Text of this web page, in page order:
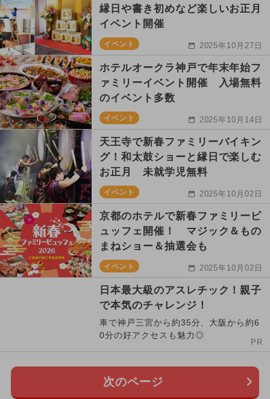
縁日や書き初めなど楽しいお正月
イベント開催
イベント 2025年10月27日
ホテルオークラ神戸で年末年始フ
ァミリーイベント開催 入場無料
のイベント多数
イベント 2025年10月14日
天王寺で新春ファミリーバイキン
グ！和太鼓ショーと縁日で楽しむ
お正月 未就学児無料
イベント 2025年10月02日
京都のホテルで新春ファミリービ
ュッフェ開催！ マジック＆もの
まねショー＆抽選会も
イベント 2025年10月02日
日本最大級のアスレチック！親子
で本気のチャレンジ！
車で神戸三宮から約35分、大阪から約6
0分の好アクセスも魅力◎
PR
次のページ